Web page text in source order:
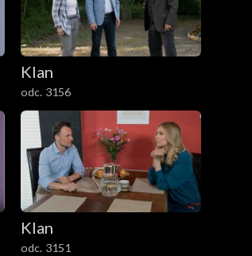
Klan
odc. 3156
Klan
odc. 3151